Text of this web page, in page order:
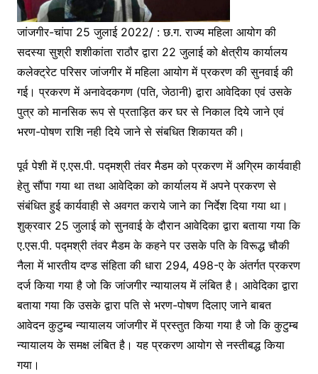
जांजगीर-चांपा 25 जुलाई 2022/ : छ.ग. राज्य महिला आयोग की
सदस्या सुश्री शशीकांता राठौर द्वारा 22 जुलाई को क्षेत्रीय कार्यालय
कलेक्ट्रेट परिसर जांजगीर में महिला आयोग में प्रकरण की सुनवाई की
गई। प्रकरण में अनावेदकगण (पति, जेठानी) द्वारा आवेदिका एवं उसके
पुत्र को मानसिक रूप से प्रताड़ित कर घर से निकाल दिये जाने एवं
भरण-पोषण राशि नही दिये जाने से संबधित शिकायत की।
पूर्व पेशी में ए.एस.पी. पद्मश्री तंवर मैडम को प्रकरण में अग्रिम कार्यवाही
हेतु सौंपा गया था तथा आवेदिका को कार्यालय में अपने प्रकरण से
संबंधित हुई कार्यवाही से अवगत कराये जाने का निर्देश दिया गया था।
शुक्रवार 25 जुलाई को सुनवाई के दौरान आवेदिका द्वारा बताया गया कि
ए.एस.पी. पद्मश्री तंवर मैडम के कहने पर उसके पति के विरूद्ध चौकी
नैला में भारतीय दण्ड संहिता की धारा 294, 498-ए के अंतर्गत प्रकरण
दर्ज किया गया है जो कि जांजगीर न्यायालय में लंबित है। आवेदिका द्वारा
बताया गया कि उसके द्वारा पति से भरण-पोषण दिलाए जाने बाबत
आवेदन कुटुम्ब न्यायालय जांजगीर में प्रस्तुत किया गया है जो कि कुटुम्ब
न्यायालय के समक्ष लंबित है। यह प्रकरण आयोग से नस्तीबद्ध किया
गया।